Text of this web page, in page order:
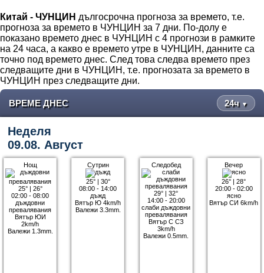
Китай - ЧУНЦИН дългосрочна прогноза за времето, т.е.
прогноза за времето в ЧУНЦИН за 7 дни. По-долу е
показано времето днес в ЧУНЦИН с 4 прогнози в рамките
на 24 часа, а какво е времето утре в ЧУНЦИН, данните са
точно под времето днес. След това следва времето през
следващите дни в ЧУНЦИН, т.е. прогнозата за времето в
ЧУНЦИН през следващите дни.
ВРЕМЕ ДНЕС 24ч ▼
Неделя
09.08. Август
Нощ
25°| 26°
02:00 - 08:00
дъждовни
превалявания
Вятър ЮИ
2km/h
Валежи 1.3mm.
Сутрин
25°| 30°
08:00 - 14:00
дъжд
Вятър Ю 4km/h
Валежи 3.3mm.
Следобед
29° |32°
14:00 - 20:00
слаби дъждовни
превалявания
Вятър С СЗ
3km/h
Валежи 0.5mm.
Вечер
26° |28°
20:00 - 02:00
ясно
Вятър СИ 6km/h